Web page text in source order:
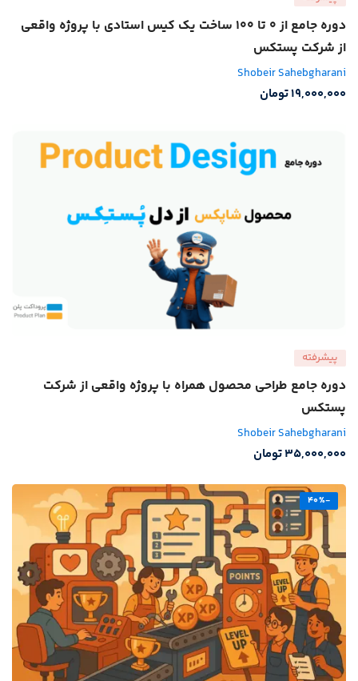
دوره جامع از 0 تا 100 ساخت یک کیس استادی با پروژه واقعی
از شرکت پستکس
Shobeir Sahebgharani
19,000,000تومان
پیشرفته
دوره جامع طراحی محصول همراه با پروژه واقعی از شرکت
پستکس
Shobeir Sahebgharani
35,000,000تومان
-40%